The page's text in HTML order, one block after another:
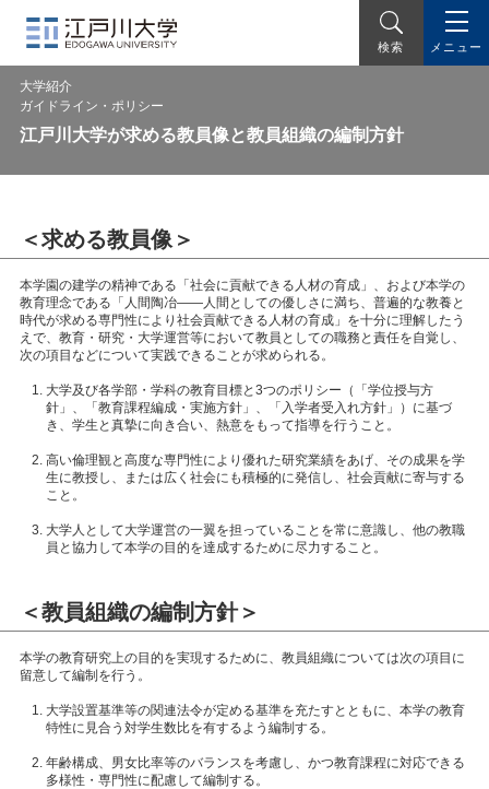
検索 メニュー
大学紹介
ガイドライン・ポリシー
江戸川大学が求める教員像と教員組織の編制方針
＜求める教員像＞
本学園の建学の精神である「社会に貢献できる人材の育成」、および本学の
教育理念である「人間陶冶――人間としての優しさに満ち、普遍的な教養と
時代が求める専門性により社会貢献できる人材の育成」を十分に理解したう
えで、教育・研究・大学運営等において教員としての職務と責任を自覚し、
次の項目などについて実践できることが求められる。
大学及び各学部・学科の教育目標と3つのポリシー（「学位授与方
針」、「教育課程編成・実施方針」、「入学者受入れ方針」）に基づ
き、学生と真摯に向き合い、熱意をもって指導を行うこと。
高い倫理観と高度な専門性により優れた研究業績をあげ、その成果を学
生に教授し、または広く社会にも積極的に発信し、社会貢献に寄与する
こと。
大学人として大学運営の一翼を担っていることを常に意識し、他の教職
員と協力して本学の目的を達成するために尽力すること。
＜教員組織の編制方針＞
本学の教育研究上の目的を実現するために、教員組織については次の項目に
留意して編制を行う。
大学設置基準等の関連法令が定める基準を充たすとともに、本学の教育
特性に見合う対学生数比を有するよう編制する。
年齢構成、男女比率等のバランスを考慮し、かつ教育課程に対応できる
多様性・専門性に配慮して編制する。